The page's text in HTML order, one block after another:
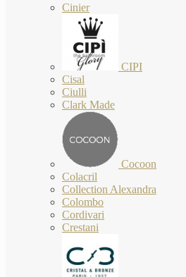
Cinier
CIPI
Cisal
Ciulli
Clark Made
Cocoon
Colacril
Collection Alexandra
Colombo
Cordivari
Crestani